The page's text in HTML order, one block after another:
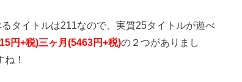
タイトルは211なので、実質25タイトルが遊べ
円+税)三ヶ月(5463円+税)の２つがありまし
！